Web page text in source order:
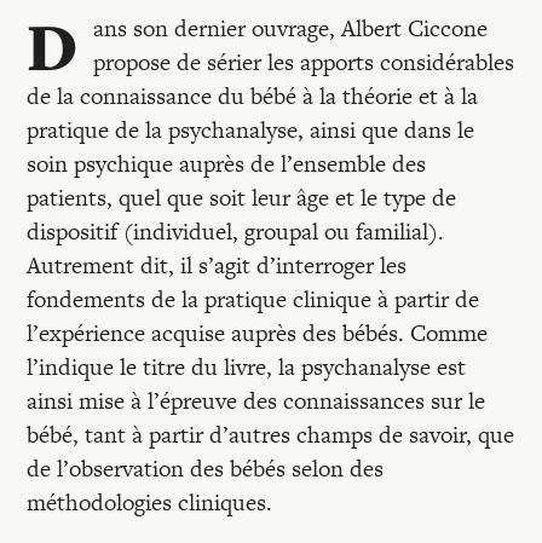
D ans son dernier ouvrage, Albert Ciccone
propose de sérier les apports considérables
de la connaissance du bébé à la théorie et à la
pratique de la psychanalyse, ainsi que dans le
soin psychique auprès de l’ensemble des
patients, quel que soit leur âge et le type de
dispositif (individuel, groupal ou familial).
Autrement dit, il s’agit d’interroger les
fondements de la pratique clinique à partir de
l’expérience acquise auprès des bébés. Comme
l’indique le titre du livre, la psychanalyse est
ainsi mise à l’épreuve des connaissances sur le
bébé, tant à partir d’autres champs de savoir, que
de l’observation des bébés selon des
méthodologies cliniques.